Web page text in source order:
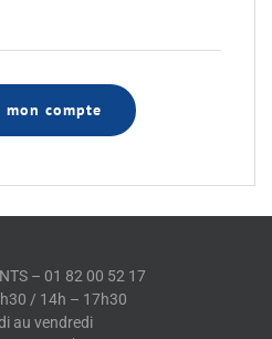
mon compte
– 01 82 00 52 17
/ 14h – 17h30
au vendredi